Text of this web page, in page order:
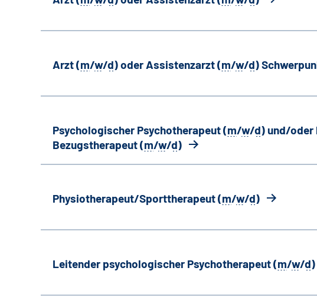
Arzt (m/w/d) oder Assistenzarzt (m/w/d)
Psychologischer Psychotherapeut (m/w/d) und/oder
Bezugstherapeut (m/w/d)
Physiotherapeut/Sporttherapeut (m/w/d)
Leitender psychologischer Psychotherapeut (m/w/d)